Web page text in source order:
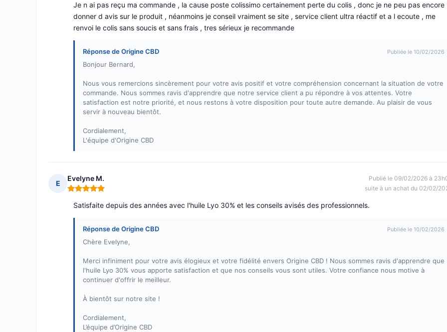
Je n ai pas reçu ma commande , la cause poste colissimo certainement perte du colis , donc je ne peu pas encore
donner d avis sur le produit , néanmoins je conseil vraiment se site , service client ultra réactif et a l ecoute , me
renvoi le colis sans soucis et sans frais , tres sérieux je recommande
Réponse de Origine CBD Publiée le 10/02/2026
Bonjour Bernard,
Nous vous remercions sincèrement pour votre avis positif et votre compréhension concernant la situation de votre
commande. Nous sommes ravis d'apprendre que notre service client a pu répondre à vos attentes. Votre
satisfaction est notre priorité, et nous restons à votre disposition pour toute autre demande. Au plaisir de vous
servir à nouveau bientôt.
Cordialement,
L'équipe d'Origine CBD
E
Evelyne M.
Note : 5 sur 5
Publié le 09/02/2026 à
suite à un achat du 02/02/
Satisfaite depuis des années avec l'huile Lyo 30% et les conseils avisés des professionnels.
Réponse de Origine CBD Publiée le 10/02/2026
Chère Evelyne,
Merci infiniment pour votre avis élogieux et votre fidélité envers Origine CBD ! Nous sommes ravis d'apprendre que
l'huile Lyo 30% vous apporte satisfaction et que nos conseils vous sont utiles. Votre confiance nous motive à
continuer d'offrir le meilleur.
À bientôt sur notre site !
Cordialement,
L’équipe d’Origine CBD